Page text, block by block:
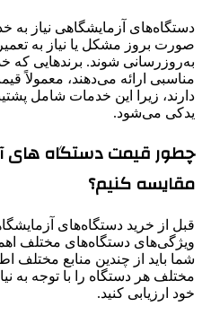
دستگاه‌های آزمایشگاهی نیاز به
صورت بروز مشکل یا نیاز به
به‌روزرسانی شوند. برندهایی
مناسبی ارائه می‌دهند، معمولاً
دارند، زیرا این خدمات شامل
یدکی می‌شود.
چطور قیمت دستگاه های
مقایسه کنیم؟
قبل از خرید دستگاه‌های
ویژگی‌های دستگاه‌های مختلف
شما باید از چندین منابع مختلف
مختلف هر دستگاه را با توجه به
خود ارزیابی کنید.